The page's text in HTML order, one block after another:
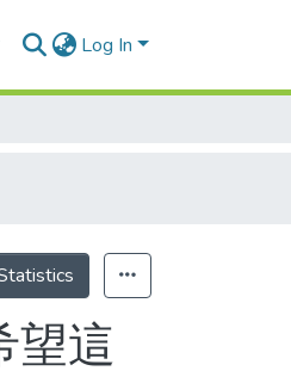
Log In
望這